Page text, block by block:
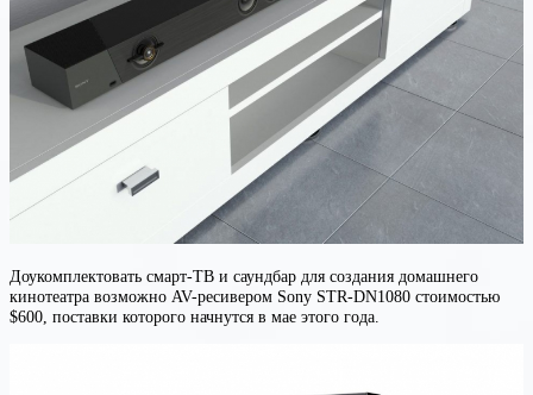
Доукомплектовать смарт-ТВ и саундбар для создания домашнего
кинотеатра возможно AV-ресивером Sony STR-DN1080 стоимостью
$600, поставки которого начнутся в мае этого года.